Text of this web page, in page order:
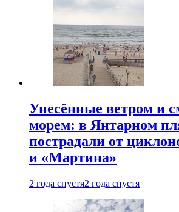
Унесённые ветром и
морем: в Янтарном
пострадали от
и «Мартина»
2 года спустя2 года спустя